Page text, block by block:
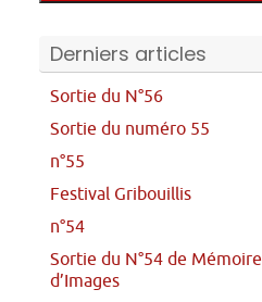
Derniers articles
Sortie du N°56
Sortie du numéro 55
n°55
Festival Gribouillis
n°54
Sortie du N°54 de Mémoire
d’Images